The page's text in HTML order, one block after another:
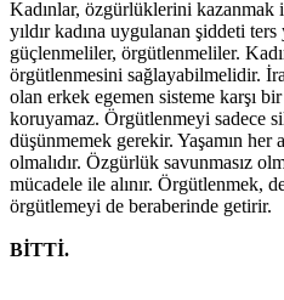
Kadınlar, özgürlüklerini kazanmak
yıldır kadına uygulanan şiddeti
güçlenmeliler, örgütlenmeliler.
örgütlenmesini sağlayabilmelidir.
olan erkek egemen sisteme karşı
koruyamaz. Örgütlenmeyi sadece
düşünmemek gerekir. Yaşamın her
olmalıdır. Özgürlük savunmasız
mücadele ile alınır. Örgütlenmek,
örgütlemeyi de beraberinde getirir.
BİTTİ.